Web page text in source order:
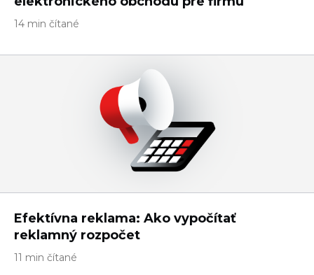
14 min čítané
Efektívna reklama: Ako vypočítať
reklamný rozpočet
11 min čítané